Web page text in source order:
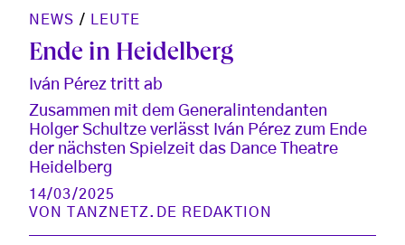
NEWS / LEUTE
Ende in Heidelberg
Iván Pérez tritt ab
Zusammen mit dem Generalintendanten
Holger Schultze verlässt Iván Pérez zum Ende
der nächsten Spielzeit das Dance Theatre
Heidelberg
14/03/2025
VON
TANZNETZ.DE REDAKTION